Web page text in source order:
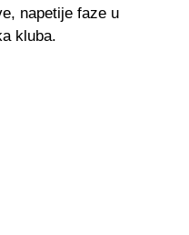
napetije faze u
kluba.